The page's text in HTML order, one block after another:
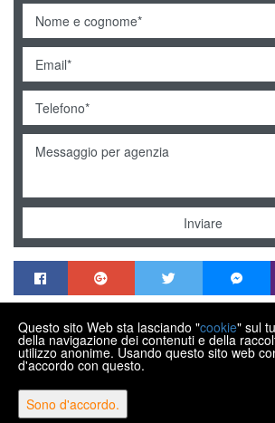
Inviare
MENDEK NEKRETNINE
Trg Matije Gupca 21, Varaždin HR-42000
+385 99 430 9770
info@nekretnine-mendek.eu
Questo sito Web sta lasciando "cookie" sul
della navigazione dei contenuti e della
utilizzo anonime. Usando questo sito web
d'accordo con questo.
Sono d'accordo.